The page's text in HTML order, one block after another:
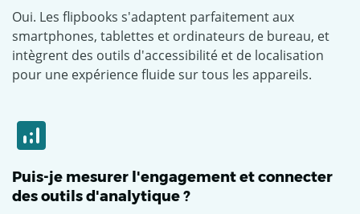
Oui. Les flipbooks s'adaptent parfaitement aux
smartphones, tablettes et ordinateurs de bureau, et
intègrent des outils d'accessibilité et de localisation
pour une expérience fluide sur tous les appareils.
Puis-je mesurer l'engagement et connecter
des outils d'analytique ?